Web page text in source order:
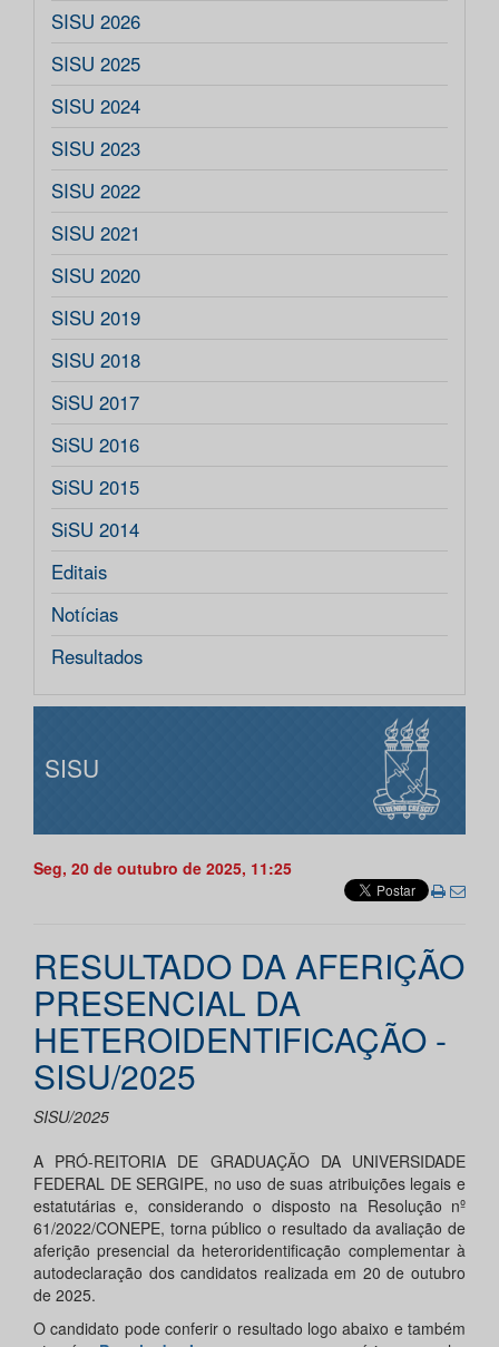
SISU 2026
SISU 2025
SISU 2024
SISU 2023
SISU 2022
SISU 2021
SISU 2020
SISU 2019
SISU 2018
SiSU 2017
SiSU 2016
SiSU 2015
SiSU 2014
Editais
Notícias
Resultados
SISU
Seg, 20 de outubro de 2025, 11:25
RESULTADO DA AFERIÇÃO
PRESENCIAL DA
HETEROIDENTIFICAÇÃO -
SISU/2025
SISU/2025
A PRÓ-REITORIA DE GRADUAÇÃO DA UNIVERSIDADE
FEDERAL DE SERGIPE, no uso de suas atribuições legais e
estatutárias e, considerando o disposto na Resolução nº
61/2022/CONEPE, torna público o resultado da avaliação de
aferição presencial da heteroridentificação complementar à
autodeclaração dos candidatos realizada em 20 de outubro
de 2025.
O candidato pode conferir o resultado logo abaixo e também